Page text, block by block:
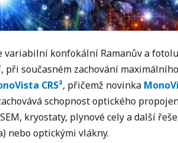
variabilní konfokální Ramanův a
současném zachování
CRS³, přičemž novinka
schopnost optického
kryostaty, plynové cely a další
nebo optickými vlákny.